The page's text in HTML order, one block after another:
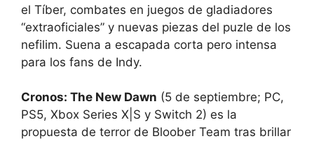
el Tíber, combates en juegos de gladiadores
“extraoficiales” y nuevas piezas del puzle de los
nefilim. Suena a escapada corta pero intensa
para los fans de Indy.
Cronos: The New Dawn (5 de septiembre; PC,
PS5, Xbox Series X|S y Switch 2) es la
propuesta de terror de Bloober Team tras brillar